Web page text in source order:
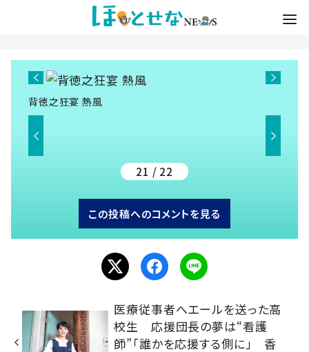
背徳之狂宴 熱風
21 / 22
この投稿へのコメントを見る
医療従事者へエールを送った高
校生 応援団長の夢は“看護
師”「誰かを応援する側に」 香